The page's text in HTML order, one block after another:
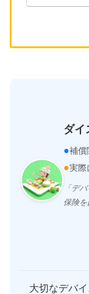
ダイ
●補償
●実際
「デ
保険を
大切なデバ